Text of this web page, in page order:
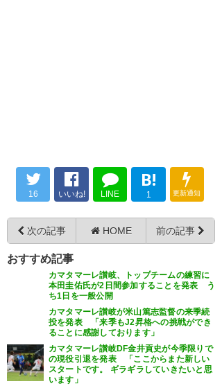
え！？？
https://t.co/nfxkEUzIFy
— もんての１２
(r_montedio12)2020, 2月 3
るやろうに…
2020, 2月 3
うぇ 荒堀まで引退か。まだ移籍
先決まらんから海外行くのかと
思ってたら… お疲れ様でした
m(__)m
で歌ったチャントは凄く楽しか
った！！ 次は地元でコーチです
か。 素晴らしい選手を育成して
モンテディオ山形に是非！！
https://t.co/sDzn4eqZMg
— ペッカくん (pekkakun12)
2020, 2月 3
16 いいね! LINE
B!
1 更新通知
次の記事 HOME 前の記事
おすすめ記事
カマタマーレ讃岐、トップチームの練習に
本田圭佑氏が2日間参加することを発表 う
ち1日を一般公開
カマタマーレ讃岐が米山篤志監督の来季続
投を発表 「来季もJ2昇格への挑戦ができ
ることに感謝しております」
カマタマーレ讃岐DF金井貢史が今季限りで
の現役引退を発表 「ここからまた新しい
スタートです。 ギラギラしていきたいと思
います」